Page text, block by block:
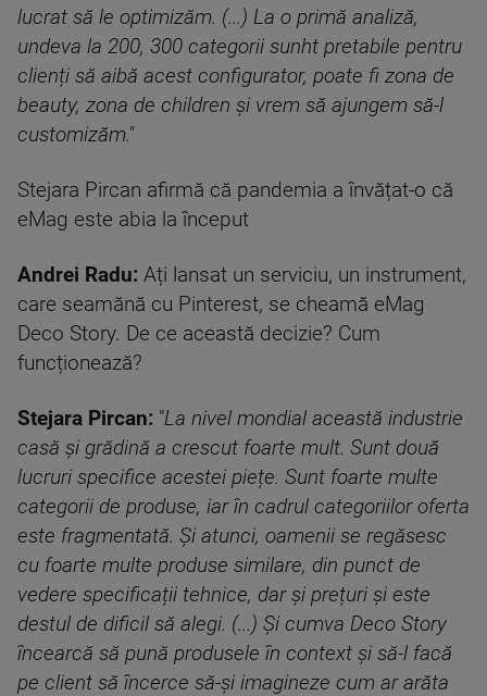
lucrat să le optimizăm. (...) La o primă analiză,
undeva la 200, 300 categorii sunht pretabile pentru
clienți să aibă acest configurator, poate fi zona de
beauty, zona de children și vrem să ajungem să-l
customizăm."
Stejara Pircan afirmă că pandemia a învățat-o că
eMag este abia la început
Andrei Radu: Ați lansat un serviciu, un instrument,
care seamănă cu Pinterest, se cheamă eMag
Deco Story. De ce această decizie? Cum
funcționează?
Stejara Pircan: "La nivel mondial această industrie
casă și grădină a crescut foarte mult. Sunt două
lucruri specifice acestei piețe. Sunt foarte multe
categorii de produse, iar în cadrul categoriilor oferta
este fragmentată. Și atunci, oamenii se regăsesc
cu foarte multe produse similare, din punct de
vedere specificații tehnice, dar și prețuri și este
destul de dificil să alegi. (...) Și cumva Deco Story
încearcă să pună produsele în context și să-l facă
pe client să încerce să-și imagineze cum ar arăta